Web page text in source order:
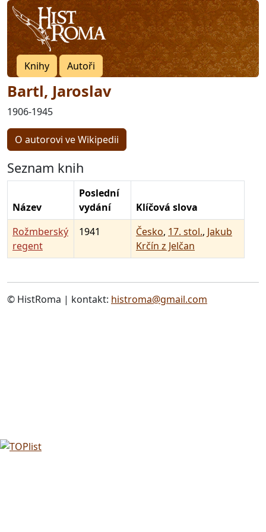
Knihy Autoři
Bartl, Jaroslav
1906-1945
O autorovi ve Wikipedii
Seznam knih
Název
Poslední
vydání
Klíčová slova
Rožmberský
regent
1941 Česko, 17. stol., Jakub
Krčín z Jelčan
© HistRoma | kontakt: histroma@gmail.com